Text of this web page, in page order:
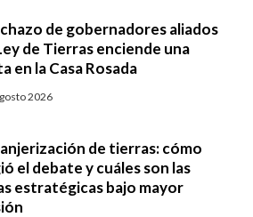
de gobernadores aliados
de Tierras enciende una
en la Casa Rosada
2026
de tierras: cómo
el debate y cuáles son las
estratégicas bajo mayor